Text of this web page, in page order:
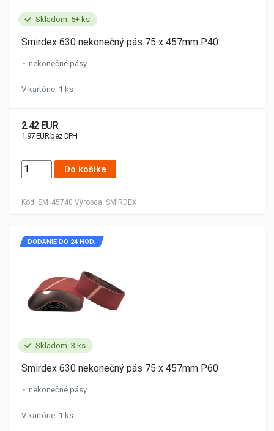
Skladom: 5+ ks
Kód: SM_45740 Výrobca: SMIRDEX
Smirdex 630 nekonečný pás 75 x 457mm P40
nekonečné pásy
V kartóne: 1 ks
2.42 EUR
1.97 EUR bez DPH
Do košíka
Skladom: 3 ks
DODANIE DO 24 HOD.
Smirdex 630 nekonečný pás 75 x 457mm P60
nekonečné pásy
V kartóne: 1 ks